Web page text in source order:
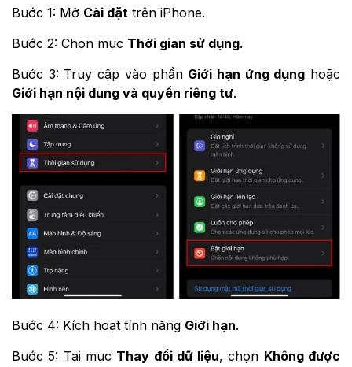
Bước 1: Mở Cài đặt trên iPhone.
Bước 2: Chọn mục Thời gian sử dụng.
Bước 3: Truy cập vào phần Giới hạn ứng dụng hoặc
Giới hạn nội dung và quyền riêng tư.
Bước 4: Kích hoạt tính năng Giới hạn.
Bước 5: Tại mục Thay đổi dữ liệu, chọn Không được